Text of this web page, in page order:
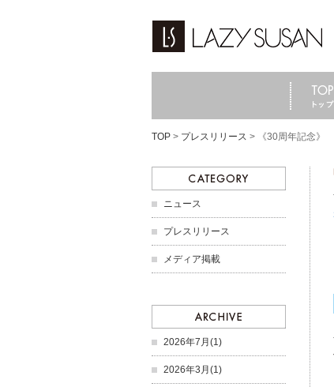
TOP > プレスリリース > 《30周年記念》
ニュース
プレスリリース
メディア掲載
2026年7月(1)
2026年3月(1)